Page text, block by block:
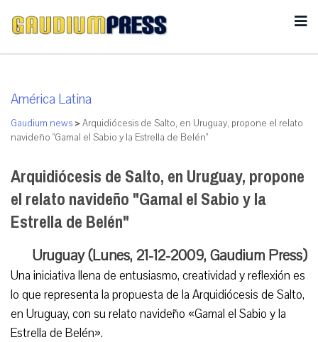
América Latina
Gaudium news >Arquidiócesis de Salto, en Uruguay, propone el relato
navideño "Gamal el Sabio y la Estrella de Belén"
Arquidiócesis de Salto, en Uruguay, propone
el relato navideño "Gamal el Sabio y la
Estrella de Belén"
Uruguay (Lunes, 21-12-2009, Gaudium Press)
Una iniciativa llena de entusiasmo, creatividad y reflexión es
lo que representa la propuesta de la Arquidiócesis de Salto,
en Uruguay, con su relato navideño «Gamal el Sabio y la
Estrella de Belén».